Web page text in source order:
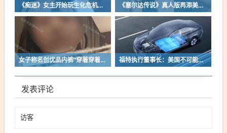
《痴迷》女主开始玩生化危机了！自曝有参演机会 《塞尔达传说》真人版再添美女！曾出演冯小刚电影
女子称名创优品内裤“穿着穿着掉了”让其颜面尽失 品牌方客服回应：已启动紧急调查 福特执行董事长：美国不可能永远把中国车企挡在门外 进来也有信心击败
发表评论